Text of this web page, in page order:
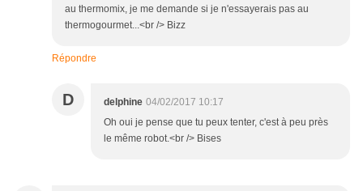
au thermomix, je me demande si je n'essayerais pas au
thermogourmet...<br /> Bizz
Répondre
D delphine 04/02/2017 10:17
Oh oui je pense que tu peux tenter, c'est à peu près
le même robot.<br /> Bises